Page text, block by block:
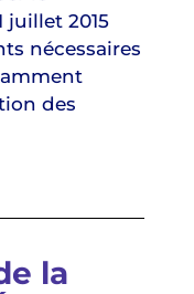
juillet 2015
nécessaires
des
la